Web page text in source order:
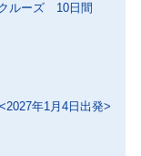
ルーズ 10日間
年1月4日出発>